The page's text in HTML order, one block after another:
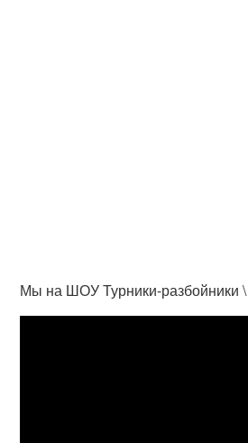
Мы на ШОУ Турники-разбойники \